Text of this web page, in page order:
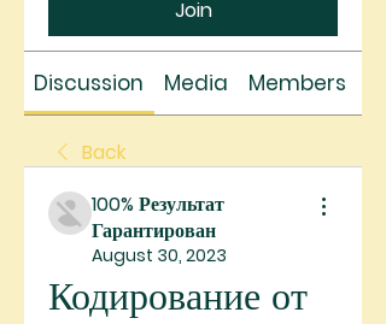
Join
Discussion Media Members
Back
100% Результат
Гарантирован
August 30, 2023
Кодирование от